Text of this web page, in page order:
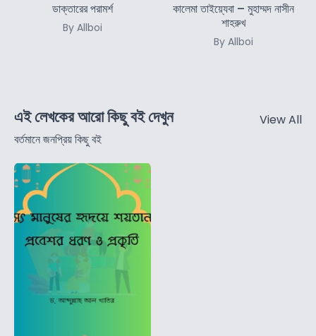
ডাক্তারের পরামর্শ
By Allboi
কালেমা তাইয়্যেবা – মুহাম্মদ নাসীন
শাহরুখ
By Allboi
এই লেখকের আরো কিছু বই দেখুন
বর্তমানে জনপ্রিয় কিছু বই
View All